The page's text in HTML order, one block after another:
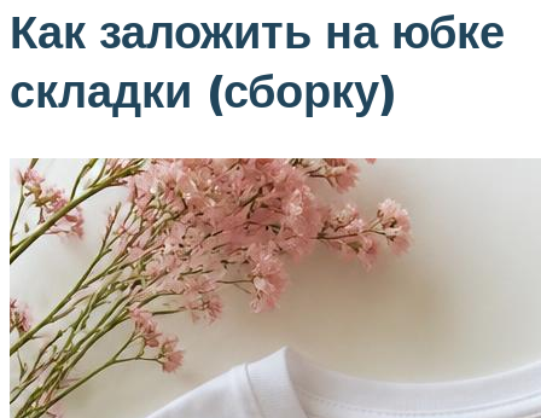
Как заложить на юбке
складки (сборку)